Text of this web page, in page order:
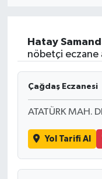
Hatay
nöbetçi eczane
Çağdaş Eczanesi
ATATÜRK MAH.
Yol Tarifi Al
ÖZEL HABER
SAĞLIK
SİYASET
SOSYAL